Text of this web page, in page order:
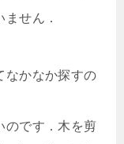
せん．
なかなか探すの
のです．木を剪